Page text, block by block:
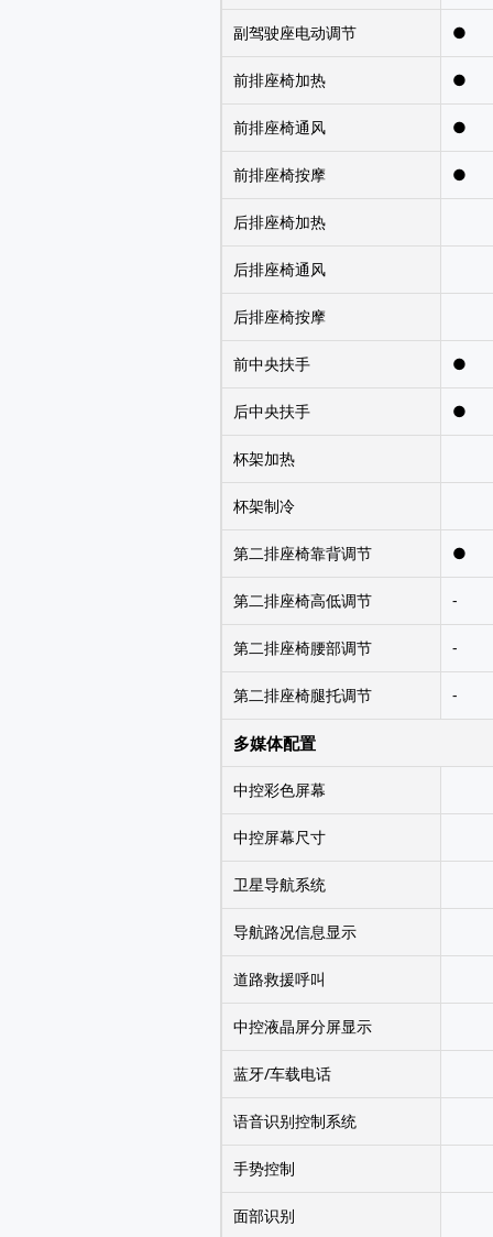
副驾驶座电动调节 ●
前排座椅加热 ●
前排座椅通风 ●
前排座椅按摩 ●
后排座椅加热
后排座椅通风
后排座椅按摩
前中央扶手 ●
后中央扶手 ●
杯架加热
杯架制冷
第二排座椅靠背调节 ●
第二排座椅高低调节 -
第二排座椅腰部调节 -
第二排座椅腿托调节 -
多媒体配置
中控彩色屏幕
中控屏幕尺寸
卫星导航系统
导航路况信息显示
道路救援呼叫
中控液晶屏分屏显示
蓝牙/车载电话
语音识别控制系统
手势控制
面部识别